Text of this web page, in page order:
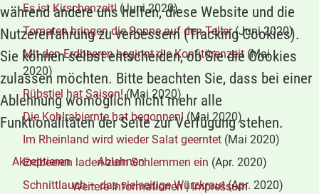
Es ist Kirschenzeit! (Juni 2020)
Tomaten bringen die Sonne auf den Teller (Juni 2020)
Mit den Erdbeeren beginnt die Konfitürenzeit (Mai
2020)
Rübstiel hat Saison! (Mai 2020)
Die Kohlrabiernte hat begonnen! (Mai 2020)
Im Rheinland wird wieder Salat geerntet (Mai 2020)
Erdbeeren laden zum Schlemmen ein (Apr. 2020)
Schnittlauch – das vielseitige Würzkraut (Apr. 2020)
während andere uns helfen, diese Website und die
Nutzererfahrung zu verbessern (Tracking Cookies).
Sie können selbst entscheiden, ob Sie die Cookies
zulassen möchten. Bitte beachten Sie, dass bei einer
Ablehnung womöglich nicht mehr alle
Funktionalitäten der Seite zur Verfügung stehen.
Akzeptieren
Ablehnen
Weitere Informationen|Impressum